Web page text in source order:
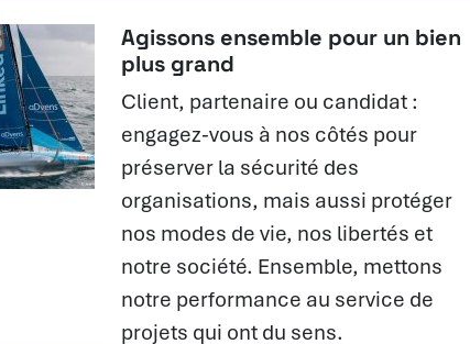
Agissons ensemble pour un bien
plus grand
Client, partenaire ou candidat :
engagez-vous à nos côtés pour
préserver la sécurité des
organisations, mais aussi protéger
nos modes de vie, nos libertés et
notre société. Ensemble, mettons
notre performance au service de
projets qui ont du sens.